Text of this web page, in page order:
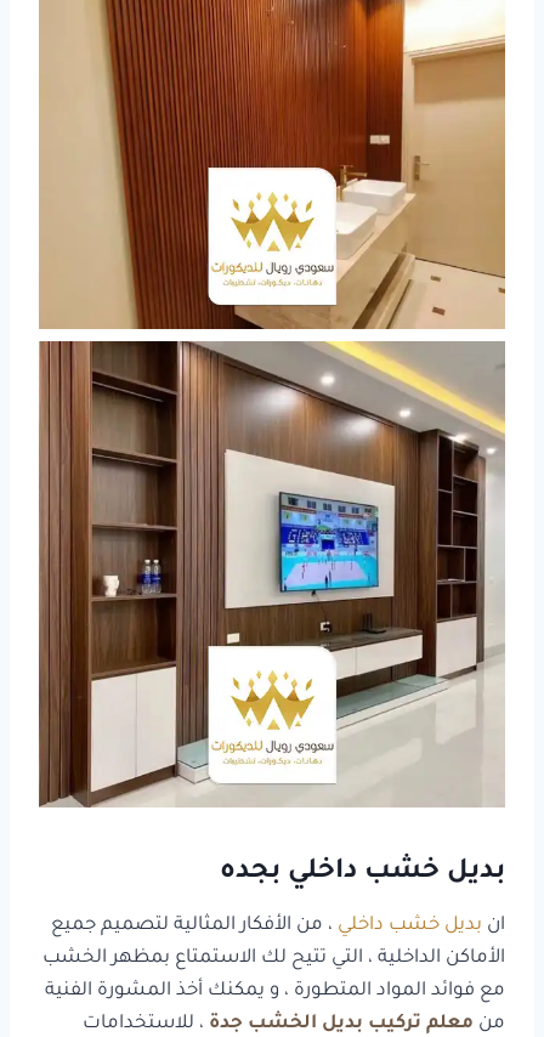
بديل خشب داخلي بجده
ان بديل خشب داخلي ، من الأفكار المثالية لتصميم جميع
الأماكن الداخلية ، التي تتيح لك الاستمتاع بمظهر الخشب
مع فوائد المواد المتطورة ، و يمكنك أخذ المشورة الفنية
من معلم تركيب بديل الخشب جدة ، للاستخدامات